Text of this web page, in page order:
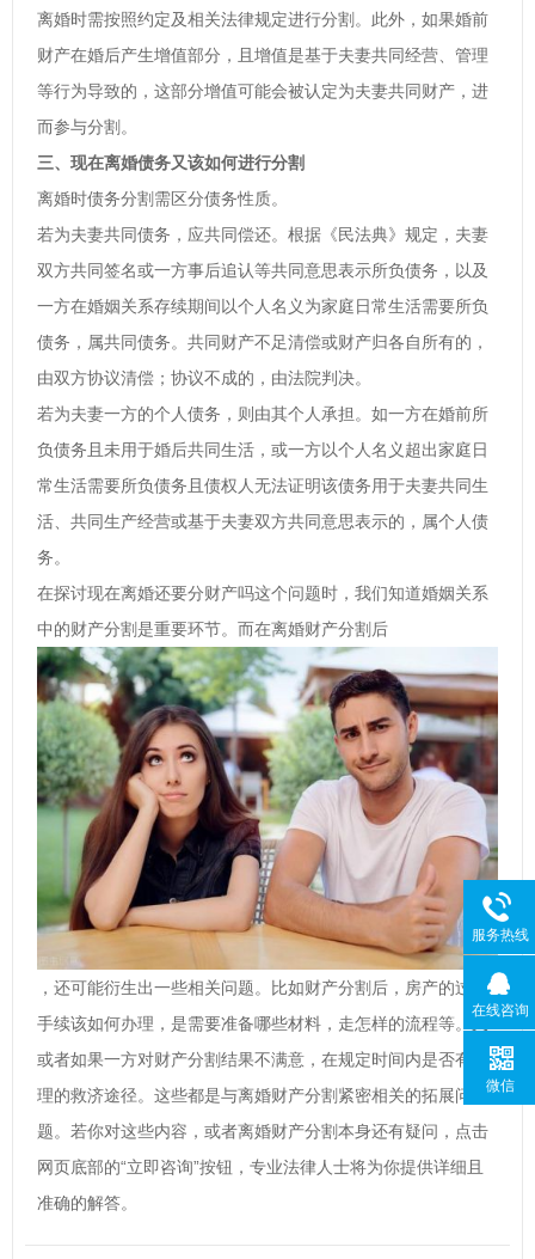
离婚时需按照约定及相关法律规定进行分割。此外，如果婚前
财产在婚后产生增值部分，且增值是基于夫妻共同经营、管理
等行为导致的，这部分增值可能会被认定为夫妻共同财产，进
而参与分割。
三、现在离婚债务又该如何进行分割
离婚时债务分割需区分债务性质。
若为夫妻共同债务，应共同偿还。根据《民法典》规定，夫妻
双方共同签名或一方事后追认等共同意思表示所负债务，以及
一方在婚姻关系存续期间以个人名义为家庭日常生活需要所负
债务，属共同债务。共同财产不足清偿或财产归各自所有的，
由双方协议清偿；协议不成的，由法院判决。
若为夫妻一方的个人债务，则由其个人承担。如一方在婚前所
负债务且未用于婚后共同生活，或一方以个人名义超出家庭日
常生活需要所负债务且债权人无法证明该债务用于夫妻共同生
活、共同生产经营或基于夫妻双方共同意思表示的，属个人债
务。
在探讨现在离婚还要分财产吗这个问题时，我们知道婚姻关系
中的财产分割是重要环节。而在离婚财产分割后
，还可能衍生出一些相关问题。比如财产分割后，房产的过户
手续该如何办理，是需要准备哪些材料，走怎样的流程等。又
或者如果一方对财产分割结果不满意，在规定时间内是否有合
理的救济途径。这些都是与离婚财产分割紧密相关的拓展问
题。若你对这些内容，或者离婚财产分割本身还有疑问，点击
网页底部的“立即咨询”按钮，专业法律人士将为你提供详细且
准确的解答。
服务热线
在线咨询
微信